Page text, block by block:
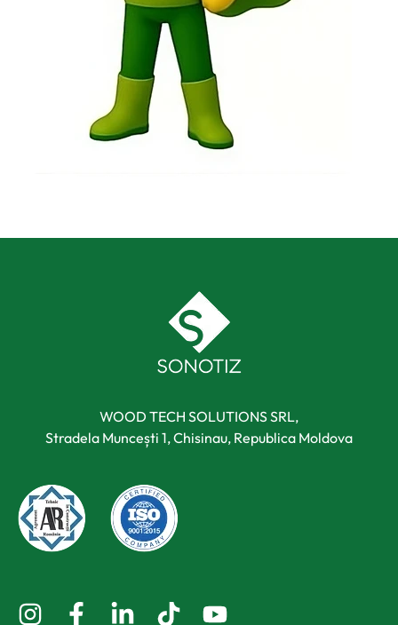
WOOD TECH SOLUTIONS SRL,
Stradela Muncești 1, Chisinau, Republica Moldova